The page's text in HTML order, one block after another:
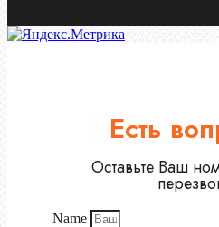
Есть
Оставьте Ваш
Name